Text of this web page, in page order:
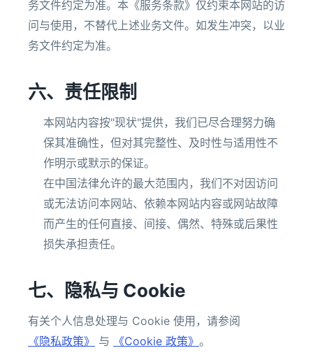
务文件约定为准。本《服务条款》仅约束本网站的访
问与使用，不替代上述业务文件。如发生冲突，以业
务文件约定为准。
六、责任限制
本网站内容按"现状"提供，我们已尽合理努力确
保其准确性，但对其完整性、及时性与适用性不
作明示或默示的保证。
在中国法律允许的最大范围内，我们不对因访问
或无法访问本网站、依赖本网站内容或网站故障
而产生的任何直接、间接、偶然、特殊或后果性
损失承担责任。
七、隐私与 Cookie
有关个人信息处理与 Cookie 使用，请参阅
《隐私政策》
与 《Cookie 政策》 。